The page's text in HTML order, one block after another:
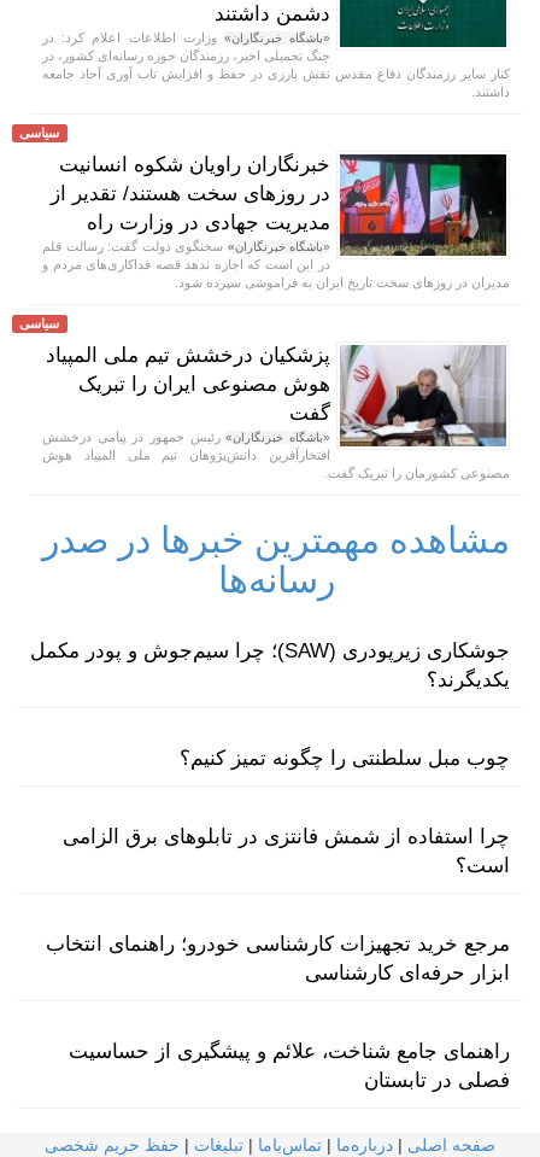
دشمن داشتند
«باشگاه خبرنگاران» وزارت اطلاعات اعلام کرد: در
جنگ تحمیلی اخیر، رزمندگان حوزه رسانه‌ای کشور، در
کنار سایر رزمندگان دفاع مقدس نقش بارزی در حفظ و افزایش تاب آوری آحاد جامعه
داشتند.
سیاسی
خبرنگاران راویان شکوه انسانیت
در روز‌های سخت هستند/ تقدیر از
مدیریت جهادی در وزارت راه
«باشگاه خبرنگاران» سخنگوی دولت گفت: رسالت قلم
در این است که اجازه ندهد قصه‌ فداکاری‌های مردم و
مدیران در روزهای سخت تاریخ ایران به فراموشی سپرده شود.
سیاسی
پزشکیان درخشش تیم ملی المپیاد
هوش مصنوعی ایران را تبریک
گفت
«باشگاه خبرنگاران»رئیس جمهور در پیامی درخشش
افتخارآفرین دانش‌پژوهان تیم ملی المپیاد هوش
مصنوعی کشورمان را تبریک گفت.
مشاهده مهمترین خبرها در صدر
رسانه‌ها
جوشکاری زیرپودری (SAW)؛ چرا سیم‌جوش و پودر مکمل
یکدیگرند؟
چوب مبل سلطنتی را چگونه تمیز کنیم؟
چرا استفاده از شمش فانتزی در تابلوهای برق الزامی
است؟
مرجع خرید تجهیزات کارشناسی خودرو؛ راهنمای انتخاب
ابزار حرفه‌ای کارشناسی
راهنمای جامع شناخت، علائم و پیشگیری از حساسیت
فصلی در تابستان
صفحه اصلی | درباره‌ما | تماس‌با‌ما | تبلیغات | حفظ حریم شخصی